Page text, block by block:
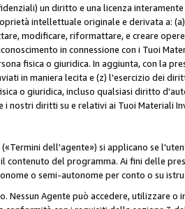
un diritto e una licenza
intellettuale originale e derivata a:
modificare, riformattare, e creare
in connessione con i Tuoi
fisica o giuridica. In aggiunta, con la
in maniera lecita e (z) l'esercizio dei
o giuridica, incluso qualsiasi diritto
i nostri diritti su e relativi ai Tuoi Materiali
dell'agente») si applicano se
contenuto del programma. Ai fini delle
o semi-autonome per conto o su
Nessun Agente può accedere, utilizzare